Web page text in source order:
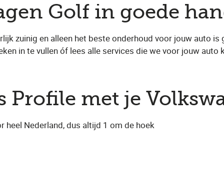
Golf in goede
zuinig en alleen het beste onderhoud voor jouw auto
in te vullen óf lees alle services die we voor jouw auto
Profile met je
heel Nederland, dus altijd 1 om de hoek